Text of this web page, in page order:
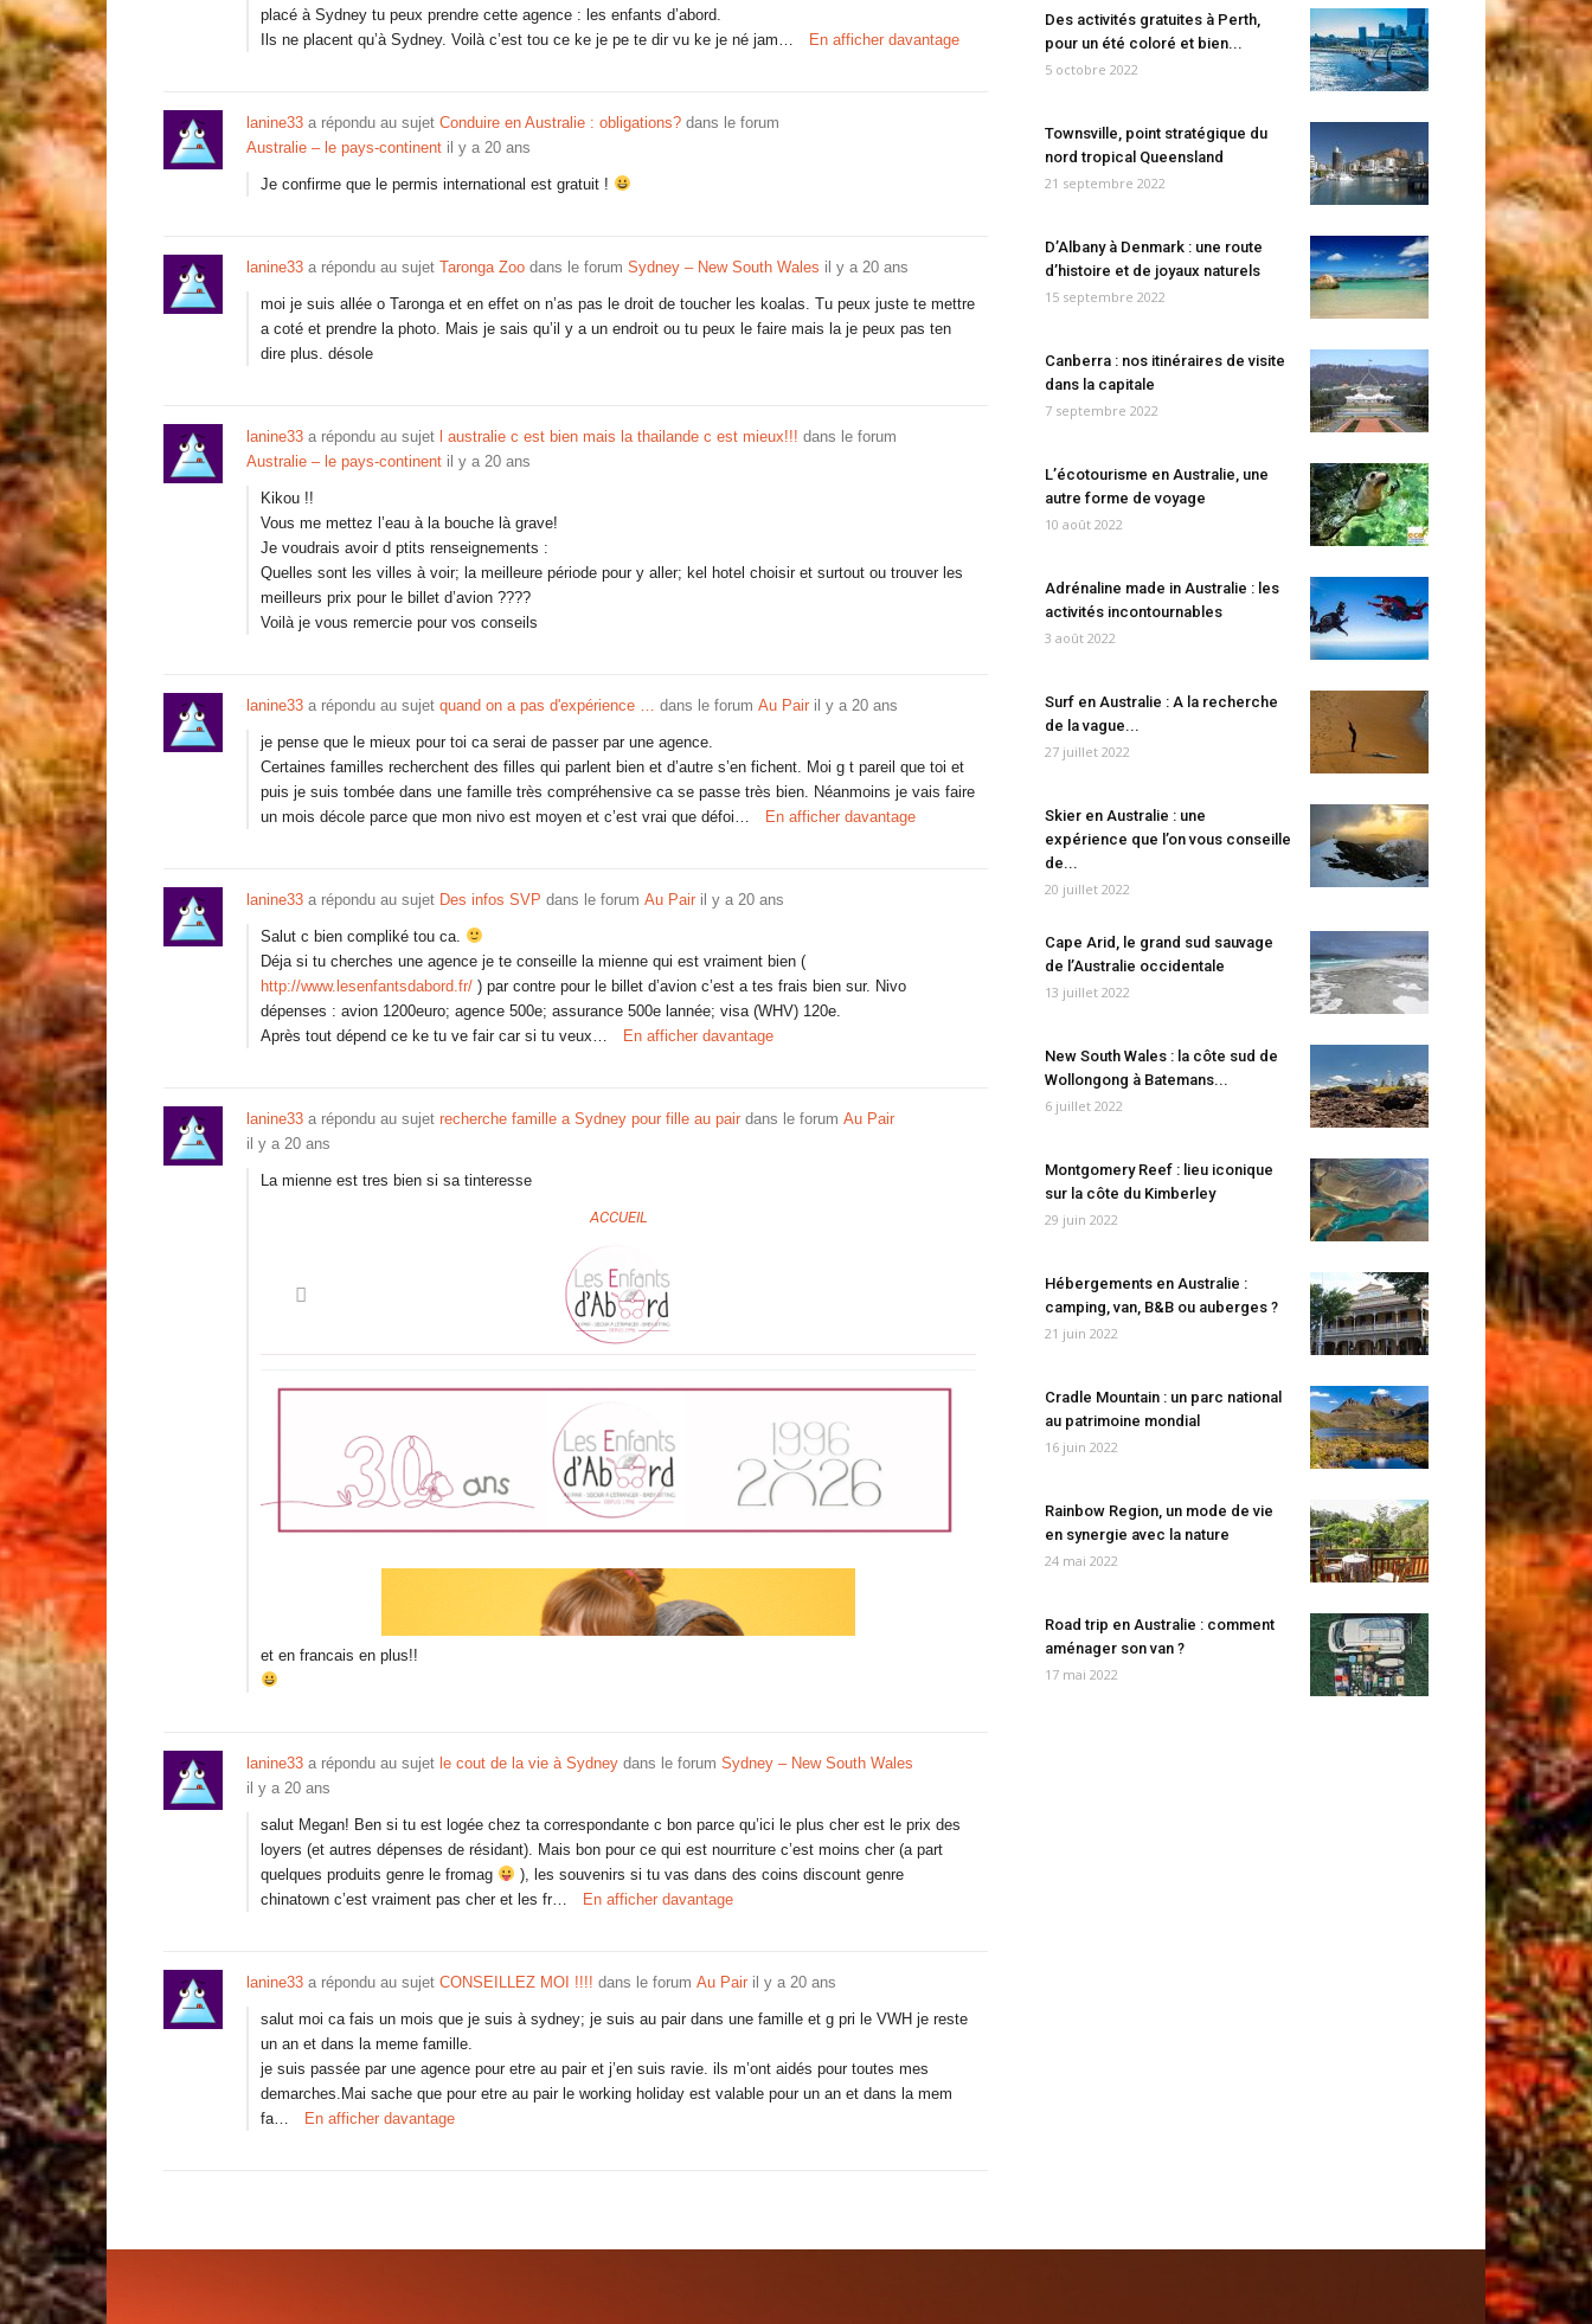
placé à Sydney tu peux prendre cette agence : les enfants d’abord.
Ils ne placent qu’à Sydney. Voilà c’est tou ce ke je pe te dir vu ke je né jam…
En afficher davantage
lanine33 a répondu au sujet Conduire en Australie : obligations? dans le forum
Australie – le pays-continent il y a 20 ans
Je confirme que le permis international est gratuit !
lanine33 a répondu au sujet Taronga Zoo dans le forum Sydney – New South Wales il y a 20 ans
moi je suis allée o Taronga et en effet on n’as pas le droit de toucher les koalas. Tu peux juste te mettre
a coté et prendre la photo. Mais je sais qu’il y a un endroit ou tu peux le faire mais la je peux pas ten
dire plus. désole
lanine33 a répondu au sujet l australie c est bien mais la thailande c est mieux!!! dans le forum
Australie – le pays-continent il y a 20 ans
Kikou !!
Vous me mettez l’eau à la bouche là grave!
Je voudrais avoir d ptits renseignements :
Quelles sont les villes à voir; la meilleure période pour y aller; kel hotel choisir et surtout ou trouver les
meilleurs prix pour le billet d’avion ????
Voilà je vous remercie pour vos conseils
lanine33 a répondu au sujet quand on a pas d'expérience … dans le forum Au Pair il y a 20 ans
je pense que le mieux pour toi ca serai de passer par une agence.
Certaines familles recherchent des filles qui parlent bien et d’autre s’en fichent. Moi g t pareil que toi et
puis je suis tombée dans une famille très compréhensive ca se passe très bien. Néanmoins je vais faire
un mois décole parce que mon nivo est moyen et c’est vrai que défoi…
En afficher davantage
lanine33 a répondu au sujet Des infos SVP dans le forum Au Pair il y a 20 ans
Salut c bien compliké tou ca.
Déja si tu cherches une agence je te conseille la mienne qui est vraiment bien (
http://www.lesenfantsdabord.fr/ ) par contre pour le billet d’avion c’est a tes frais bien sur. Nivo
dépenses : avion 1200euro; agence 500e; assurance 500e lannée; visa (WHV) 120e.
Après tout dépend ce ke tu ve fair car si tu veux…
En afficher davantage
lanine33 a répondu au sujet recherche famille a Sydney pour fille au pair dans le forum Au Pair
il y a 20 ans
La mienne est tres bien si sa tinteresse
ACCUEIL
et en francais en plus!!
lanine33 a répondu au sujet le cout de la vie à Sydney dans le forum Sydney – New South Wales
il y a 20 ans
salut Megan! Ben si tu est logée chez ta correspondante c bon parce qu’ici le plus cher est le prix des
loyers (et autres dépenses de résidant). Mais bon pour ce qui est nourriture c’est moins cher (a part
quelques produits genre le fromag
), les souvenirs si tu vas dans des coins discount genre
chinatown c’est vraiment pas cher et les fr…
En afficher davantage
lanine33 a répondu au sujet CONSEILLEZ MOI !!!! dans le forum Au Pair il y a 20 ans
salut moi ca fais un mois que je suis à sydney; je suis au pair dans une famille et g pri le VWH je reste
un an et dans la meme famille.
je suis passée par une agence pour etre au pair et j’en suis ravie. ils m’ont aidés pour toutes mes
demarches.Mai sache que pour etre au pair le working holiday est valable pour un an et dans la mem
fa…
En afficher davantage
Des activités gratuites à Perth,
pour un été coloré et bien...
5 octobre 2022
Townsville, point stratégique du
nord tropical Queensland
21 septembre 2022
D’Albany à Denmark : une route
d’histoire et de joyaux naturels
15 septembre 2022
Canberra : nos itinéraires de visite
dans la capitale
7 septembre 2022
L’écotourisme en Australie, une
autre forme de voyage
10 août 2022
Adrénaline made in Australie : les
activités incontournables
3 août 2022
Surf en Australie : A la recherche
de la vague...
27 juillet 2022
Skier en Australie : une
expérience que l’on vous conseille
de...
20 juillet 2022
Cape Arid, le grand sud sauvage
de l’Australie occidentale
13 juillet 2022
New South Wales : la côte sud de
Wollongong à Batemans...
6 juillet 2022
Montgomery Reef : lieu iconique
sur la côte du Kimberley
29 juin 2022
Hébergements en Australie :
camping, van, B&B ou auberges ?
21 juin 2022
Cradle Mountain : un parc national
au patrimoine mondial
16 juin 2022
Rainbow Region, un mode de vie
en synergie avec la nature
24 mai 2022
Road trip en Australie : comment
aménager son van ?
17 mai 2022